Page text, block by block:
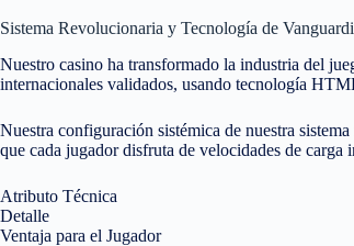
Sistema Revolucionaria y Tecnología de
Nuestro casino ha transformado la industria del
internacionales validados, usando tecnología
Nuestra configuración sistémica de nuestra
que cada jugador disfruta de velocidades de
Atributo Técnica
Detalle
Ventaja para el Jugador